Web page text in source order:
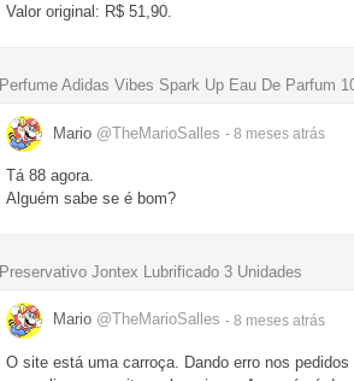
Valor original: R$ 51,90.
Perfume Adidas Vibes Spark Up Eau De Parfum
Mario @TheMarioSalles - 8 meses atrás
Tá 88 agora.
Alguém sabe se é bom?
Preservativo Jontex Lubrificado 3 Unidades
Mario @TheMarioSalles - 8 meses atrás
O site está uma carroça. Dando erro nos